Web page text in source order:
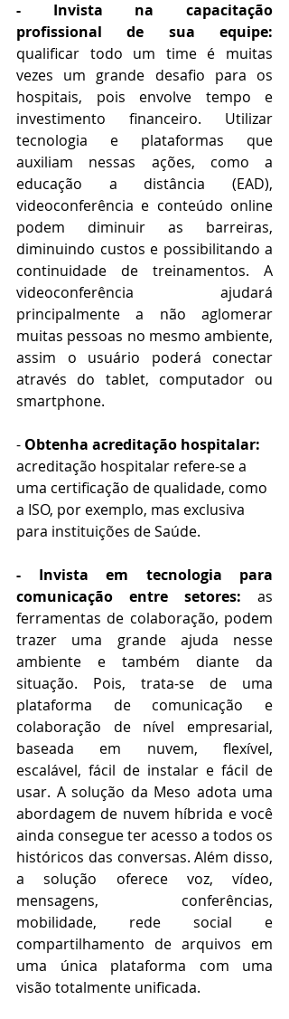
- Invista na capacitação
profissional de sua equipe:
qualificar todo um time é muitas
vezes um grande desafio para os
hospitais, pois envolve tempo e
investimento financeiro. Utilizar
tecnologia e plataformas que
auxiliam nessas ações, como a
educação a distância (EAD),
videoconferência e conteúdo online
podem diminuir as barreiras,
diminuindo custos e possibilitando a
continuidade de treinamentos. A
videoconferência ajudará
principalmente a não aglomerar
muitas pessoas no mesmo ambiente,
assim o usuário poderá conectar
através do tablet, computador ou
smartphone.
- Obtenha acreditação hospitalar:
acreditação hospitalar refere-se a
uma certificação de qualidade, como
a ISO, por exemplo, mas exclusiva
para instituições de Saúde.
- Invista em tecnologia para
comunicação entre setores: as
ferramentas de colaboração, podem
trazer uma grande ajuda nesse
ambiente e também diante da
situação. Pois, trata-se de uma
plataforma de comunicação e
colaboração de nível empresarial,
baseada em nuvem, flexível,
escalável, fácil de instalar e fácil de
usar. A solução da Meso adota uma
abordagem de nuvem híbrida e você
ainda consegue ter acesso a todos os
históricos das conversas. Além disso,
a solução oferece voz, vídeo,
mensagens, conferências,
mobilidade, rede social e
compartilhamento de arquivos em
uma única plataforma com uma
visão totalmente unificada.